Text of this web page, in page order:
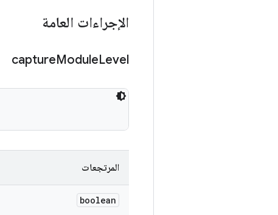
الإجراءات العامة
captureModuleLevel
المرتجعات
boolean